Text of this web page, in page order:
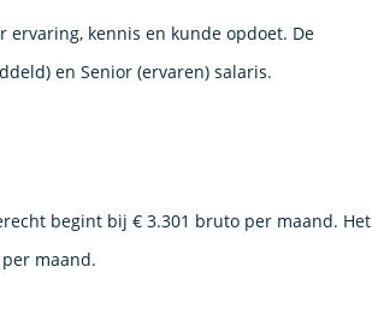
kennis en kunde opdoet. De
en Senior (ervaren) salaris.
begint bij € 3.301 bruto per maand. Het
maand.